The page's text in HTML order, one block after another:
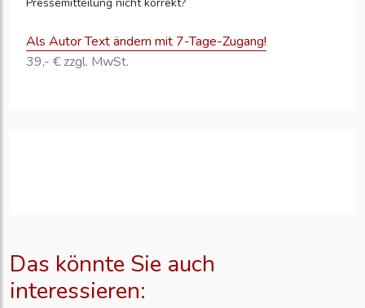
Pressemitteilung nicht korrekt?
Als Autor Text ändern mit 7-Tage-Zugang!
39,- € zzgl. MwSt.
Das könnte Sie auch
interessieren: